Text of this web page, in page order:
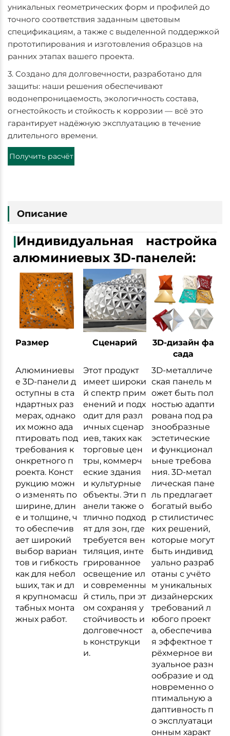
уникальных геометрических форм и профилей до
точного соответствия заданным цветовым
спецификациям, а также с выделенной поддержкой
прототипирования и изготовления образцов на
ранних этапах вашего проекта.
3. Создано для долговечности, разработано для
защиты: наши решения обеспечивают
водонепроницаемость, экологичность состава,
огнестойкость и стойкость к коррозии — всё это
гарантирует надёжную эксплуатацию в течение
длительного времени.
Получить расчёт
Описание
|Индивидуальная настройка
алюминиевых 3D-панелей:
Размер Сценарий
3D-дизайн фа
сада
Алюминиевы
е 3D-панели д
оступны в ста
ндартных раз
мерах, однако
их можно ада
птировать под
требования к
онкретного п
роекта. Конст
рукцию можн
о изменять по
ширине, длин
е и толщине, ч
то обеспечив
ает широкий
выбор вариан
тов и гибкость
как для небол
ьших, так и дл
я крупномасш
табных монта
жных работ.
Этот продукт
имеет широки
й спектр прим
енений и подх
одит для разл
ичных сценар
иев, таких как
торговые цен
тры, коммерч
еские здания
и культурные
объекты. Эти п
анели также о
тлично подход
ят для зон, где
требуется вен
тиляция, инте
грированное
освещение ил
и современны
й стиль, при эт
ом сохраняя у
стойчивость и
долговечност
ь конструкци
и.
3D-металличе
ская панель м
ожет быть пол
ностью адапти
рована под ра
знообразные
эстетические
и функционал
ьные требова
ния. 3D-метал
лическая пане
ль предлагает
богатый выбо
р стилистичес
ких решений,
которые могут
быть индивид
уально разраб
отаны с учёто
м уникальных
дизайнерских
требований л
юбого проект
а, обеспечива
я эффектное т
рёхмерное ви
зуальное разн
ообразие и од
новременно о
птимальную а
даптивность п
о эксплуатаци
онным характ